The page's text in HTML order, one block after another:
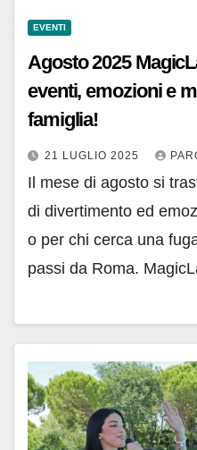
EVENTI
Agosto 2025
eventi, emozioni e
famiglia!
21 LUGLIO 2025
Il mese di agosto si
di divertimento ed
o per chi cerca una
passi da Roma.